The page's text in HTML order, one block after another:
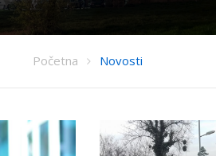
Početna Novosti